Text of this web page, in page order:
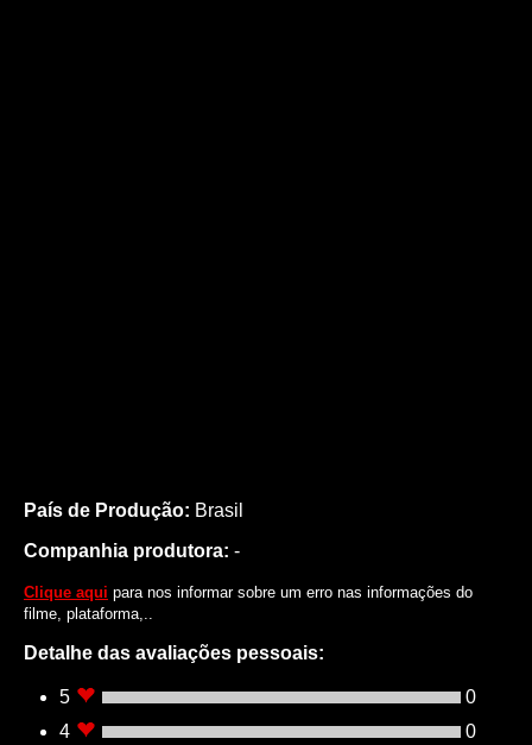
País de Produção: Brasil
Companhia produtora: -
Clique aqui para nos informar sobre um erro nas informações do
filme, plataforma,..
Detalhe das avaliações pessoais:
5
0
4
0